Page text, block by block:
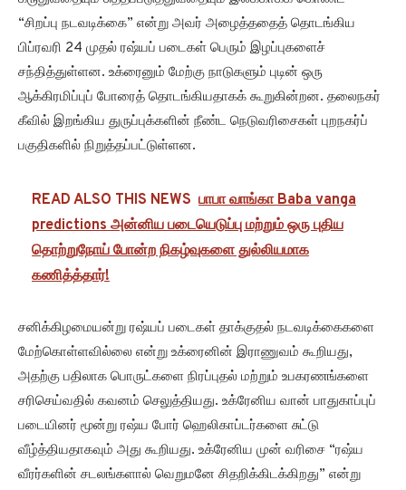
“சிறப்பு நடவடிக்கை” என்று அவர் அழைத்ததைத் தொடங்கிய
பிப்ரவரி 24 முதல் ரஷ்யப் படைகள் பெரும் இழப்புகளைச்
சந்தித்துள்ளன. உக்ரைனும் மேற்கு நாடுகளும் புடின் ஒரு
ஆக்கிரமிப்புப் போரைத் தொடங்கியதாகக் கூறுகின்றன. தலைநகர்
கீவில் இறங்கிய துருப்புக்களின் நீண்ட நெடுவரிசைகள் புறநகர்ப்
பகுதிகளில் நிறுத்தப்பட்டுள்ளன.
READ ALSO THIS NEWS பாபா வாங்கா Baba vanga
predictions அன்னிய படையெடுப்பு மற்றும் ஒரு புதிய
தொற்றுநோய் போன்ற நிகழ்வுகளை துல்லியமாக
கணித்த்தார்!
சனிக்கிழமையன்று ரஷ்யப் படைகள் தாக்குதல் நடவடிக்கைகளை
மேற்கொள்ளவில்லை என்று உக்ரைனின் இராணுவம் கூறியது,
அதற்கு பதிலாக பொருட்களை நிரப்புதல் மற்றும் உபகரணங்களை
சரிசெய்வதில் கவனம் செலுத்தியது. உக்ரேனிய வான் பாதுகாப்புப்
படையினர் மூன்று ரஷ்ய போர் ஹெலிகாப்டர்களை சுட்டு
வீழ்த்தியதாகவும் அது கூறியது. உக்ரேனிய முன் வரிசை “ரஷ்ய
வீரர்களின் சடலங்களால் வெறுமனே சிதறிக்கிடக்கிறது” என்று